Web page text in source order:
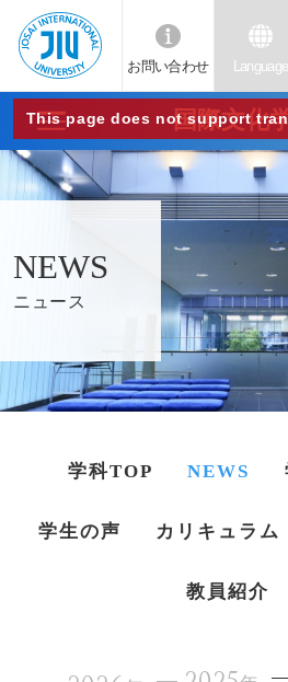
JIU
城西
大学
お問い合わせ Language
This page does not support
国際文化
NEWS
ニュース
学科TOP NEWS
学生の声 カリキュラム
教員紹介